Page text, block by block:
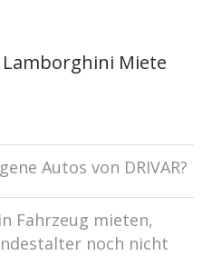
Miete
Autos von DRIVAR?
Fahrzeug mieten,
noch nicht